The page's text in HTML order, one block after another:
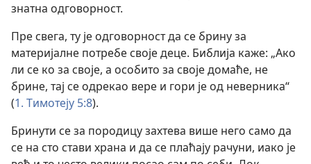
знатна одговорност.
Пре свега, ту је одговорност да се брину за
материјалне потребе своје деце. Библија каже: „Ако
ли се ко за своје, а особито за своје домаће, не
брине, тај се одрекао вере и гори је од неверника“
(1. Тимотеју 5:8).
Бринути се за породицу захтева више него само да
се на сто стави храна и да се плаћају рачуни, иако је